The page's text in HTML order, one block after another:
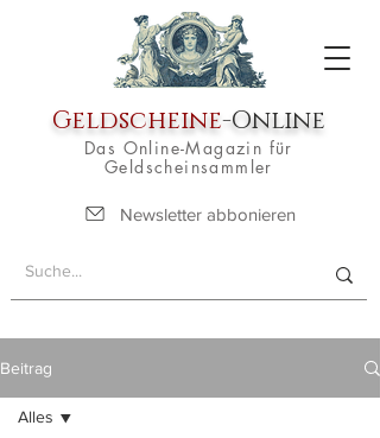
Geldscheine-Online
Das Online-Magazin für
Geldscheinsammler
Newsletter abbonieren
Beitrag
Alles